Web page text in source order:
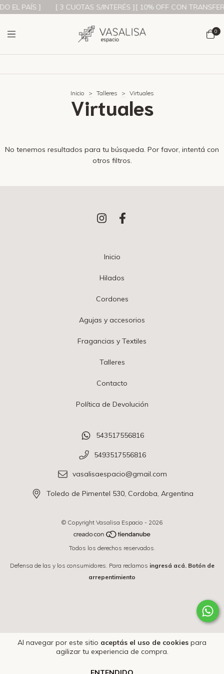
EL PAÍS ] [ 3 CUOTAS S/INTERÉS ][ 10% OFF CON
0
Al navegar por este sitio aceptás el uso de cookies para
agilizar tu experiencia de compra.
Inicio > Talleres > Virtuales
Virtuales
No tenemos resultados para tu búsqueda. Por favor, intentá con
otros filtros.
Inicio
Hilados
Cordones
Agujas y accesorios
Fragancias y Textiles
Talleres
Contacto
Política de Devolución
543517556816
5493517556816
vasalisaespacio@gmail.com
Toledo de Pimentel 530, Cordoba, Argentina
© Copyright Vasalisa Espacio - 2026
Todos los derechos reservados.
Defensa de las y los consumidores. Para reclamos ingresá acá. Botón de
arrepentimiento